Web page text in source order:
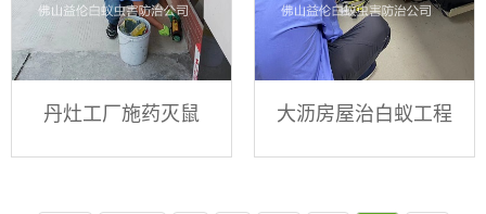
丹灶工厂施药灭鼠 大沥房屋治白蚁工程